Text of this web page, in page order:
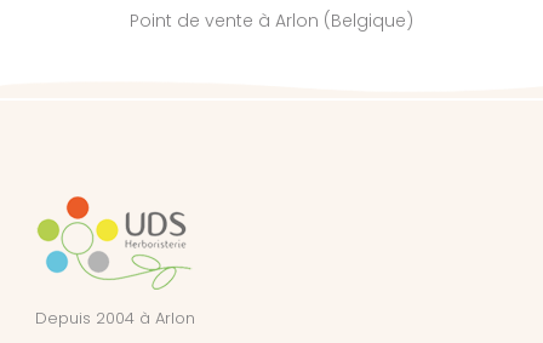
Point de vente à Arlon (Belgique)
Depuis 2004 à Arlon